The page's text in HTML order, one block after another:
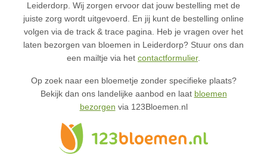
Leiderdorp. Wij zorgen ervoor dat jouw bestelling met de
juiste zorg wordt uitgevoerd. En jij kunt de bestelling online
volgen via de track & trace pagina. Heb je vragen over het
laten bezorgen van bloemen in Leiderdorp? Stuur ons dan
een mailtje via het contactformulier.
Op zoek naar een bloemetje zonder specifieke plaats?
Bekijk dan ons landelijke aanbod en laat bloemen
bezorgen via 123Bloemen.nl